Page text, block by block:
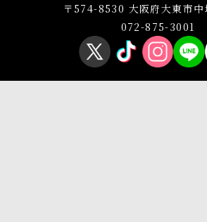
〒574-8530 大阪府大東市中
072-875-3001